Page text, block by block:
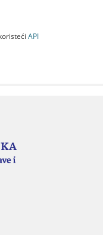
API